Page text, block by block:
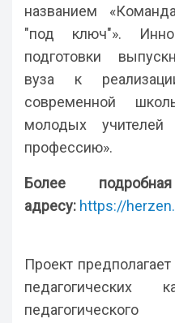
названием
"под ключ"».
подготовки
вуза к
современной
молодых
профессию».
Более
адресу: https://
Проект